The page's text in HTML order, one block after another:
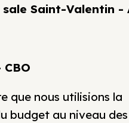
sale Saint-Valentin -
que nous utilisions la
budget au niveau des